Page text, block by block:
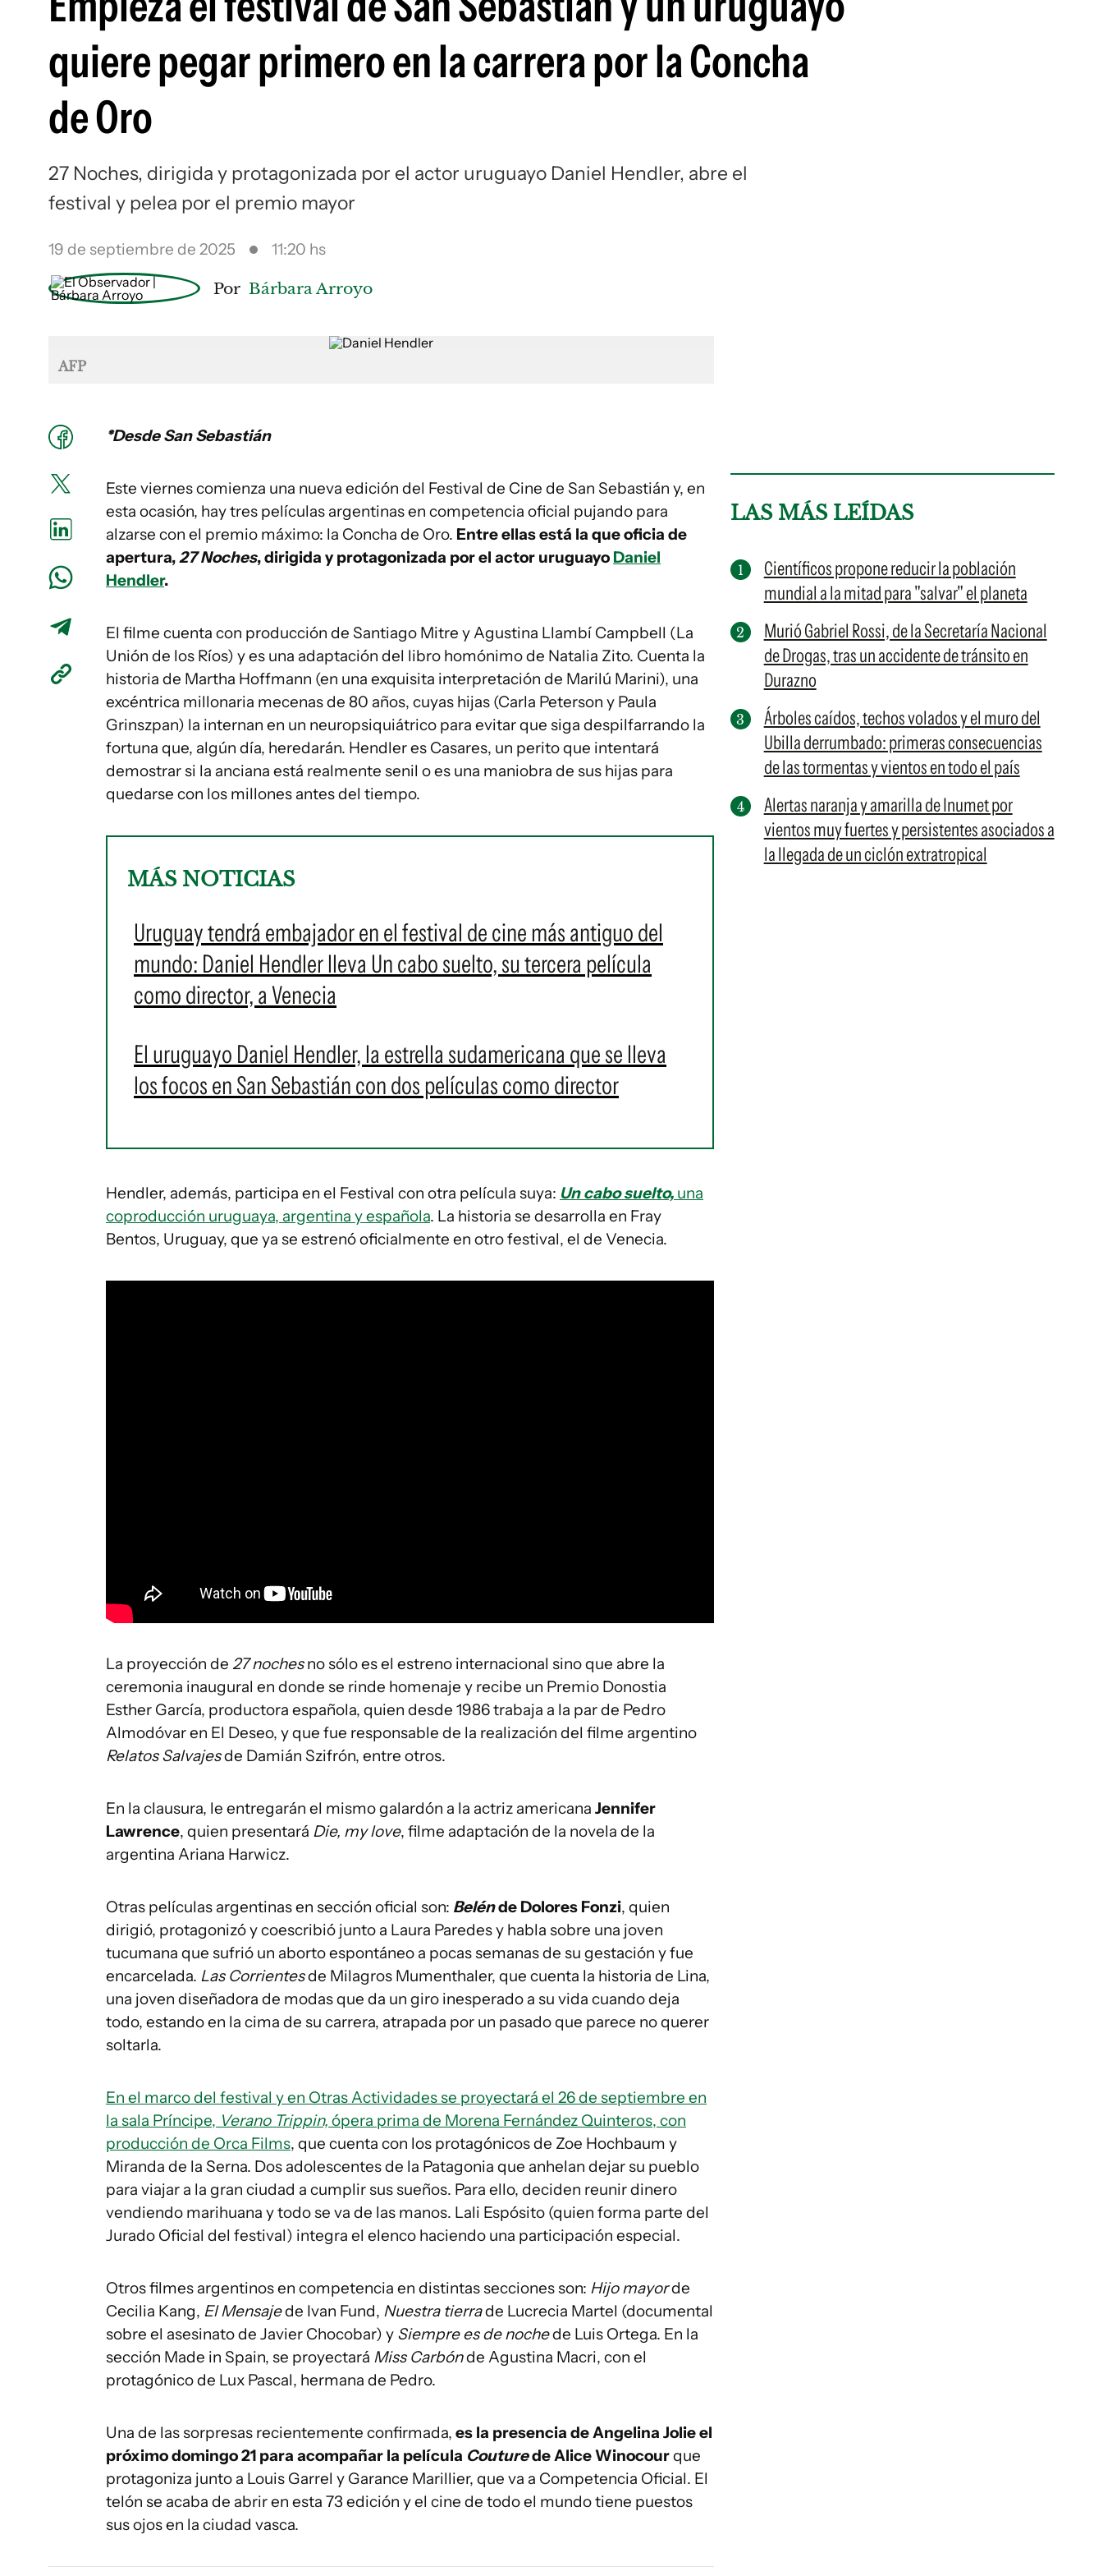
quiere pegar primero en la carrera por la Concha
de Oro
27 Noches, dirigida y protagonizada por el actor uruguayo Daniel Hendler, abre el
festival y pelea por el premio mayor
19 de septiembre de 2025 11:20 hs
Por Bárbara Arroyo
AFP
*Desde San Sebastián
Este viernes comienza una nueva edición del Festival de Cine de San Sebastián y, en
esta ocasión, hay tres películas argentinas en competencia oficial pujando para
alzarse con el premio máximo: la Concha de Oro. Entre ellas está la que oficia de
apertura,27 Noches, dirigida y protagonizada por el actor uruguayo Daniel
Hendler.
El filme cuenta con producción de Santiago Mitre y Agustina Llambí Campbell (La
Unión de los Ríos) y es una adaptación del libro homónimo de Natalia Zito. Cuenta la
historia de Martha Hoffmann (en una exquisita interpretación de Marilú Marini), una
excéntrica millonaria mecenas de 80 años, cuyas hijas (Carla Peterson y Paula
Grinszpan) la internan en un neuropsiquiátrico para evitar que siga despilfarrando la
fortuna que, algún día, heredarán. Hendler es Casares, un perito que intentará
demostrar si la anciana está realmente senil o es una maniobra de sus hijas para
quedarse con los millones antes del tiempo.
MÁS NOTICIAS
Uruguay tendrá embajador en el festival de cine más antiguo del
mundo: Daniel Hendler lleva Un cabo suelto, su tercera película
como director, a Venecia
El uruguayo Daniel Hendler, la estrella sudamericana que se lleva
los focos en San Sebastián con dos películas como director
Hendler, además, participa en el Festival con otra película suya: Un cabo suelto, una
coproducción uruguaya, argentina y española. La historia se desarrolla en Fray
Bentos, Uruguay, que ya se estrenó oficialmente en otro festival, el de Venecia.
La proyección de 27 nochesno sólo es el estreno internacional sino que abre la
ceremonia inaugural en donde se rinde homenaje y recibe un Premio Donostia
Esther García, productora española, quien desde 1986 trabaja a la par de Pedro
Almodóvar en El Deseo, y que fue responsable de la realización del filme argentino
Relatos Salvajesde Damián Szifrón, entre otros.
En la clausura, le entregarán el mismo galardón a la actriz americana Jennifer
Lawrence, quien presentará Die, my love, filme adaptación de la novela de la
argentina Ariana Harwicz.
Otras películas argentinas en sección oficial son: Belénde Dolores Fonzi, quien
dirigió, protagonizó y coescribió junto a Laura Paredes y habla sobre una joven
tucumana que sufrió un aborto espontáneo a pocas semanas de su gestación y fue
encarcelada. Las Corrientesde Milagros Mumenthaler, que cuenta la historia de Lina,
una joven diseñadora de modas que da un giro inesperado a su vida cuando deja
todo, estando en la cima de su carrera, atrapada por un pasado que parece no querer
soltarla.
En el marco del festival y en Otras Actividades se proyectará el 26 de septiembre en
la sala Príncipe, Verano Trippin, ópera prima de Morena Fernández Quinteros, con
producción de Orca Films, que cuenta con los protagónicos de Zoe Hochbaum y
Miranda de la Serna. Dos adolescentes de la Patagonia que anhelan dejar su pueblo
para viajar a la gran ciudad a cumplir sus sueños. Para ello, deciden reunir dinero
vendiendo marihuana y todo se va de las manos. Lali Espósito (quien forma parte del
Jurado Oficial del festival) integra el elenco haciendo una participación especial.
Otros filmes argentinos en competencia en distintas secciones son: Hijo mayorde
Cecilia Kang, El Mensajede Ivan Fund, Nuestra tierrade Lucrecia Martel (documental
sobre el asesinato de Javier Chocobar) y Siempre es de nochede Luis Ortega. En la
sección Made in Spain, se proyectará Miss Carbónde Agustina Macri, con el
protagónico de Lux Pascal, hermana de Pedro.
Una de las sorpresas recientemente confirmada, es la presencia de Angelina Jolie el
próximo domingo 21 para acompañar la película Couturede Alice Winocourque
protagoniza junto a Louis Garrel y Garance Marillier, que va a Competencia Oficial. El
telón se acaba de abrir en esta 73 edición y el cine de todo el mundo tiene puestos
sus ojos en la ciudad vasca.
LAS MÁS LEÍDAS
Científicos propone reducir la población
mundial a la mitad para "salvar" el planeta
Murió Gabriel Rossi, de la Secretaría Nacional
de Drogas, tras un accidente de tránsito en
Durazno
Árboles caídos, techos volados y el muro del
Ubilla derrumbado: primeras consecuencias
de las tormentas y vientos en todo el país
Alertas naranja y amarilla de Inumet por
vientos muy fuertes y persistentes asociados a
la llegada de un ciclón extratropical